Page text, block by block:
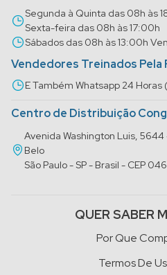
Segunda à Quinta das 08h às
Sexta-feira das 08h às 17:00h
Sábados das 08h às 13:00h
Vendedores Treinados Pela
E Também Whatsapp 24
Centro de Distribuição
Avenida Washington Luis,
Belo
São Paulo - SP - Brasil - CEP
QUER SABER
Por Que
Termos De